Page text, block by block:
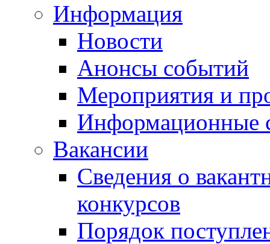
Информация
Новости
Анонсы событий
Мероприятия и
Информационные
Вакансии
Сведения о
конкурсов
Порядок